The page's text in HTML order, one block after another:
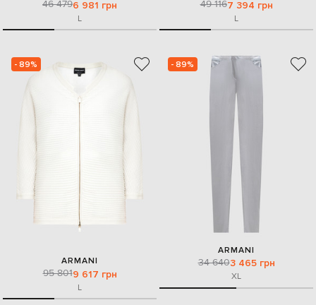
46 4796 981 грн
L
49 1167 394 грн
L
- 89%
ARMANI
95 8019 617 грн
L
- 89%
ARMANI
34 6403 465 грн
XL